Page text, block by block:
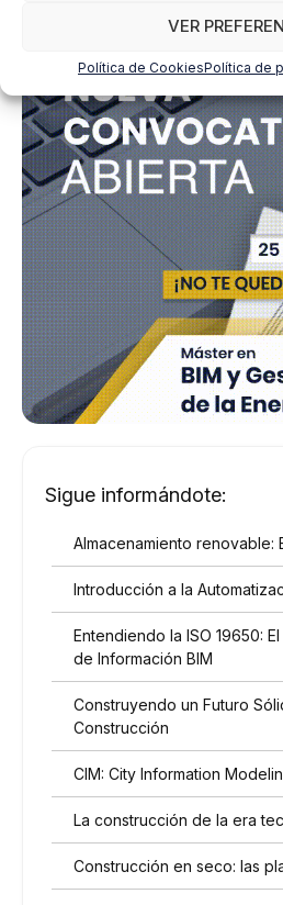
VER
Política de CookiesPolítica de
Sigue informándote:
Almacenamiento renovable:
Introducción a la
Entendiendo la ISO 19650:
de Información BIM
Construyendo un Futuro
Construcción
CIM: City Information
La construcción de la era
Construcción en seco: las